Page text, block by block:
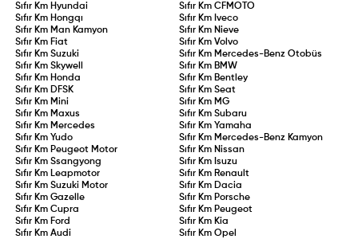
Sıfır Km Hyundai Sıfır Km CFMOTO
Sıfır Km Hongqı Sıfır Km Iveco
Sıfır Km Man Kamyon Sıfır Km Nieve
Sıfır Km Fiat Sıfır Km Volvo
Sıfır KmSuzuki Sıfır Km Mercedes-Benz Otobüs
Sıfır KmSkywell Sıfır Km BMW
Sıfır Km Honda Sıfır Km Bentley
Sıfır Km DFSK Sıfır Km Seat
Sıfır Km Mini Sıfır Km MG
Sıfır Km Maxus Sıfır Km Subaru
Sıfır Km Mercedes Sıfır Km Yamaha
Sıfır KmYudo Sıfır Km Mercedes-Benz Kamyon
Sıfır Km Peugeot Motor Sıfır Km Nissan
Sıfır KmSsangyong Sıfır Km Isuzu
Sıfır Km Leapmotor Sıfır Km Renault
Sıfır KmSuzuki Motor Sıfır Km Dacia
Sıfır KmGazelle Sıfır Km Porsche
Sıfır KmCupra Sıfır Km Peugeot
Sıfır Km Ford Sıfır Km Kia
Sıfır KmAudi Sıfır Km Opel